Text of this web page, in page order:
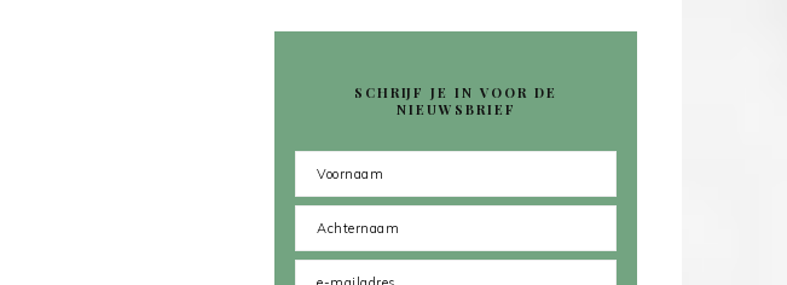
SCHRIJF JE IN VOOR DE
NIEUWSBRIEF